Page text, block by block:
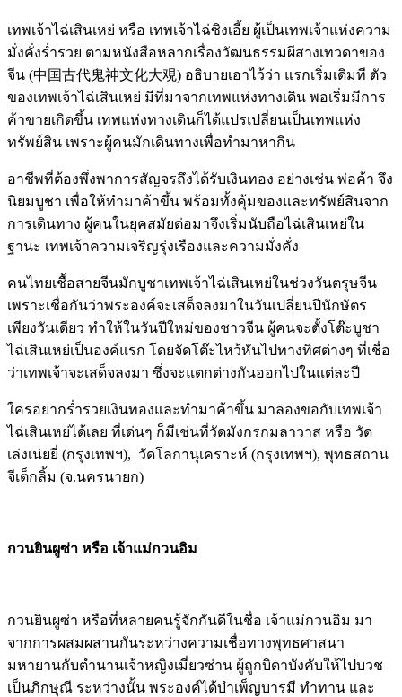
เทพเจ้าไฉ่เสินเหย่ หรือ เทพเจ้าไฉ่ซิงเอี้ย ผู้เป็นเทพเจ้าแห่งความ
มั่งคั่งร่ำรวย ตามหนังสือหลากเรื่องวัฒนธรรมผีสางเทวดาของ
จีน (中国古代鬼神文化大覌) อธิบายเอาไว้ว่า แรกเริ่มเดิมที ตัว
ของเทพเจ้าไฉ่เสินเหย่ มีที่มาจากเทพแห่งทางเดิน พอเริ่มมีการ
ค้าขายเกิดขึ้น เทพแห่งทางเดินก็ได้แปรเปลี่ยนเป็นเทพแห่ง
ทรัพย์สิน เพราะผู้คนมักเดินทางเพื่อทำมาหากิน
อาชีพที่ต้องพึ่งพาการสัญจรถึงได้รับเงินทอง อย่างเช่น พ่อค้า จึง
นิยมบูชา เพื่อให้ทำมาค้าขึ้น พร้อมทั้งคุ้มของและทรัพย์สินจาก
การเดินทาง ผู้คนในยุคสมัยต่อมาจึงเริ่มนับถือไฉ่เสินเหย่ใน
ฐานะ เทพเจ้าความเจริญรุ่งเรืองและความมั่งคั่ง
คนไทยเชื้อสายจีนมักบูชาเทพเจ้าไฉ่เสินเหย่ในช่วงวันตรุษจีน
เพราะเชื่อกันว่าพระองค์จะเสด็จลงมาในวันเปลี่ยนปีนักษัตร
เพียงวันเดียว ทำให้ในวันปีใหม่ของชาวจีน ผู้คนจะตั้งโต๊ะบูชา
ไฉ่เสินเหย่เป็นองค์แรก โดยจัดโต๊ะไหว้หันไปทางทิศต่างๆ ที่เชื่อ
ว่าเทพเจ้าจะเสด็จลงมา ซึ่งจะแตกต่างกันออกไปในแต่ละปี
ใครอยากร่ำรวยเงินทองและทำมาค้าขึ้น มาลองขอกับเทพเจ้า
ไฉ่เสินเหย่ได้เลย ที่เด่นๆ ก็มีเช่นที่วัดมังกรกมลาวาส หรือ วัด
เล่งเน่ยยี่ (กรุงเทพฯ), วัดโลกานุเคราะห์ (กรุงเทพฯ), พุทธสถาน
จีเต็กลิ้ม (จ.นครนายก)
กวนยินผูซ่า หรือ เจ้าแม่กวนอิม
กวนยินผูซ่า หรือที่หลายคนรู้จักกันดีในชื่อ เจ้าแม่กวนอิม มา
จากการผสมผสานกันระหว่างความเชื่อทางพุทธศาสนา
มหายานกับตำนานเจ้าหญิงเมี่ยวซ่าน ผู้ถูกบิดาบังคับให้ไปบวช
เป็นภิกษุณี ระหว่างนั้น พระองค์ได้บำเพ็ญบารมี ทำทาน และ